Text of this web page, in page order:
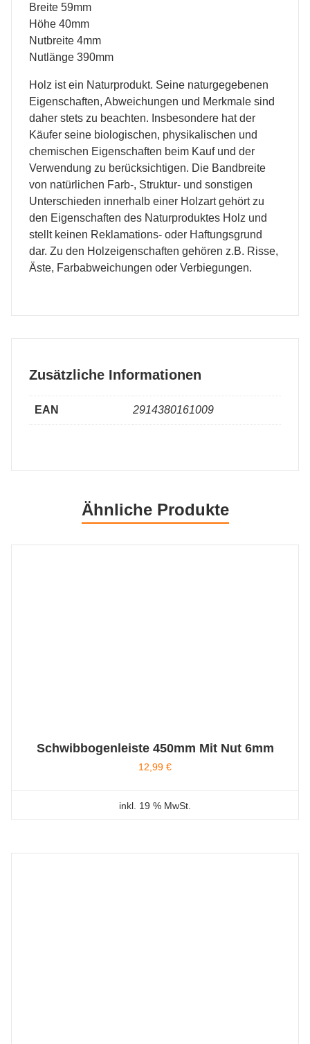
Breite 59mm
Höhe 40mm
Nutbreite 4mm
Nutlänge 390mm
Holz ist ein Naturprodukt. Seine naturgegebenen
Eigenschaften, Abweichungen und Merkmale sind
daher stets zu beachten. Insbesondere hat der
Käufer seine biologischen, physikalischen und
chemischen Eigenschaften beim Kauf und der
Verwendung zu berücksichtigen. Die Bandbreite
von natürlichen Farb-, Struktur- und sonstigen
Unterschieden innerhalb einer Holzart gehört zu
den Eigenschaften des Naturproduktes Holz und
stellt keinen Reklamations- oder Haftungsgrund
dar. Zu den Holzeigenschaften gehören z.B. Risse,
Äste, Farbabweichungen oder Verbiegungen.
Zusätzliche Informationen
EAN 2914380161009
Ähnliche Produkte
Schwibbogenleiste 450mm Mit Nut 6mm
12,99 €
inkl. 19 % MwSt.